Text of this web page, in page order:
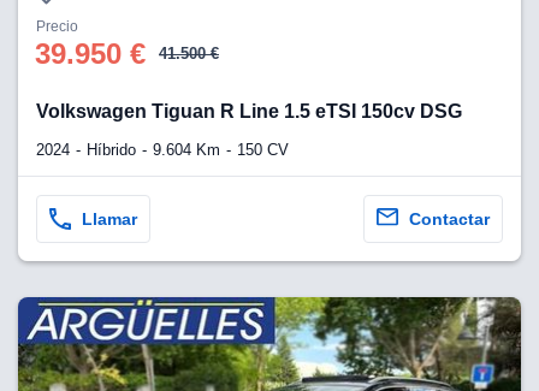
Precio
39.950 € 41.500 €
Volkswagen Tiguan R Line 1.5 eTSI 150cv DSG
2024 Híbrido 9.604 Km 150 CV
Llamar Contactar